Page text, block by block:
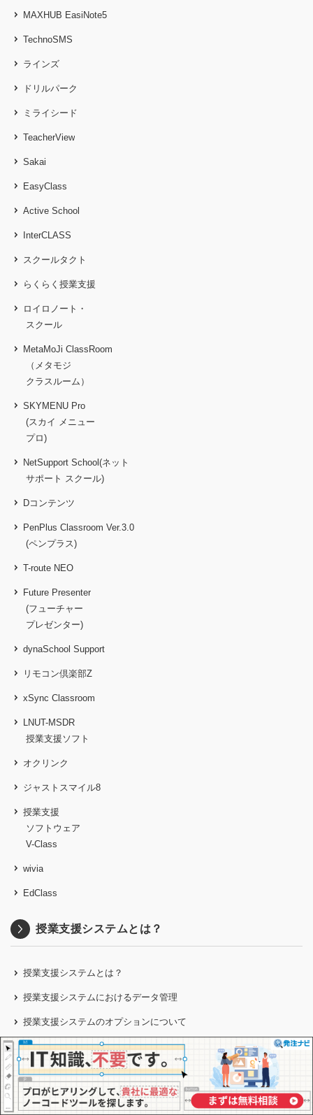
MAXHUB EasiNote5
TechnoSMS
ラインズ
ドリルパーク
ミライシード
TeacherView
Sakai
EasyClass
Active School
InterCLASS
スクールタクト
らくらく授業支援
ロイロノート・
スクール
MetaMoJi ClassRoom
（メタモジ
クラスルーム）
SKYMENU Pro
(スカイ メニュー
プロ)
NetSupport School(ネット
サポート スクール)
Dコンテンツ
PenPlus Classroom Ver.3.0
(ペンプラス)
T-route NEO
Future Presenter
(フューチャー
プレゼンター)
dynaSchool Support
リモコン倶楽部Z
xSync Classroom
LNUT-MSDR
授業支援ソフト
オクリンク
ジャストスマイル8
授業支援
ソフトウェア
V-Class
wivia
EdClass
授業支援システムとは？
授業支援システムとは？
授業支援システムにおけるデータ管理
授業支援システムのオプションについて
AIを活用した授業支援システム
授業支援システムのトライアルについて
授業支援システムの導入率について